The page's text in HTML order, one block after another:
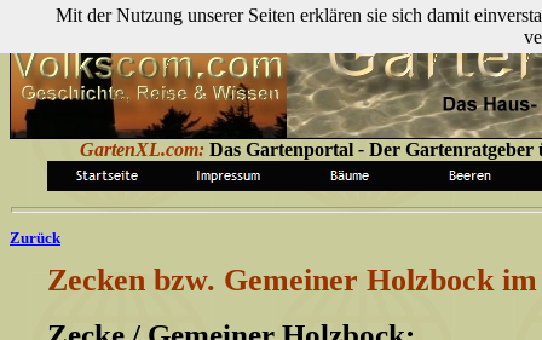
GartenXL.com: Das Gartenportal - Der Gartenratgeber
Zurück
Zecken bzw. Gemeiner Holzbock
Mit der Nutzung unserer Seiten erklären sie sich damit